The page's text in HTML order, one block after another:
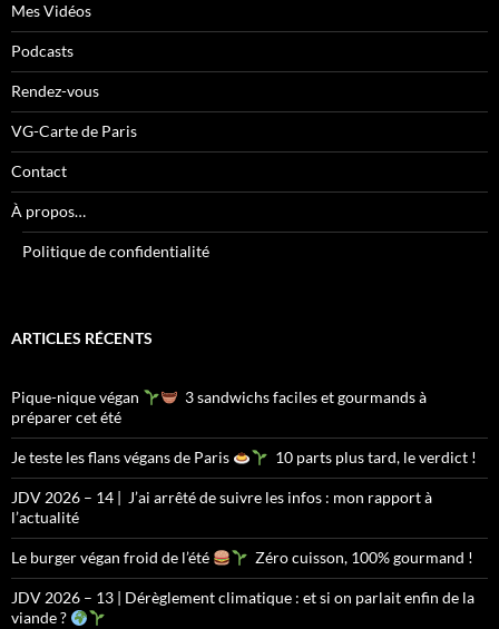
Mes Vidéos
Podcasts
Rendez-vous
VG-Carte de Paris
Contact
À propos…
Politique de confidentialité
ARTICLES RÉCENTS
Pique-nique végan
3 sandwichs faciles et gourmands à
préparer cet été
Je teste les flans végans de Paris 10 parts plus tard, le verdict !
JDV 2026 – 14 | J’ai arrêté de suivre les infos : mon rapport à
l’actualité
Le burger végan froid de l’été Zéro cuisson, 100% gourmand !
JDV 2026 – 13 | Dérèglement climatique : et si on parlait enfin de la
viande ?